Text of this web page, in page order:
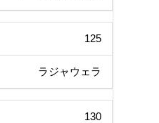
125
ラジャウェラ
130